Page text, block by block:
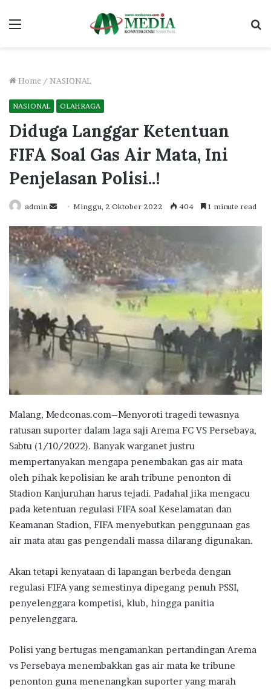
Menu
Home / NASIONAL
NASIONAL OLAHRAGA
Diduga Langgar Ketentuan
FIFA Soal Gas Air Mata, Ini
Penjelasan Polisi..!
admin
Send
email
Minggu, 2 Oktober 2022 404 1 minute read
Malang, Medconas.com–Menyoroti tragedi tewasnya
ratusan suporter dalam laga saji Arema FC VS Persebaya,
Sabtu (1/10/2022). Banyak warganet justru
mempertanyakan mengapa penembakan gas air mata
oleh pihak kepolisian ke arah tribune penonton di
Stadion Kanjuruhan harus tejadi. Padahal jika mengacu
pada ketentuan regulasi FIFA soal Keselamatan dan
Keamanan Stadion, FIFA menyebutkan penggunaan gas
air mata atau gas pengendali massa dilarang digunakan.
Akan tetapi kenyataan di lapangan berbeda dengan
regulasi FIFA yang semestinya dipegang penuh PSSI,
penyelenggara kompetisi, klub, hingga panitia
penyelenggara.
Polisi yang bertugas mengamankan pertandingan Arema
vs Persebaya menembakkan gas air mata ke tribune
penonton guna menenangkan suporter yang marah